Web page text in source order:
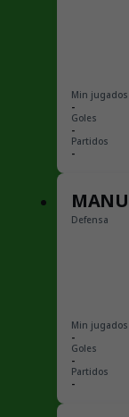
Min jugados
-
Goles
-
Partidos
-
Defensa
Min jugados
-
Goles
-
Partidos
-